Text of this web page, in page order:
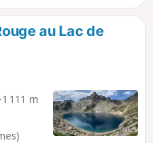
au Lac de
111 m